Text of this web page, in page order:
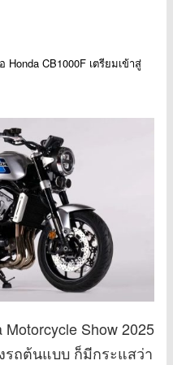
Honda CB1000F เตรียมเข้าสู่
Show 2025
รถต้นแบบ ก็มีกระแสว่า